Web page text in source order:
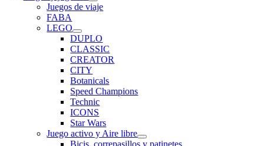
Juegos de viaje
FABA
LEGO
DUPLO
CLASSIC
CREATOR
CITY
Botanicals
Speed Champions
Technic
ICONS
Star Wars
Juego activo y Aire libre
Bicis, correpasillos y patinetes